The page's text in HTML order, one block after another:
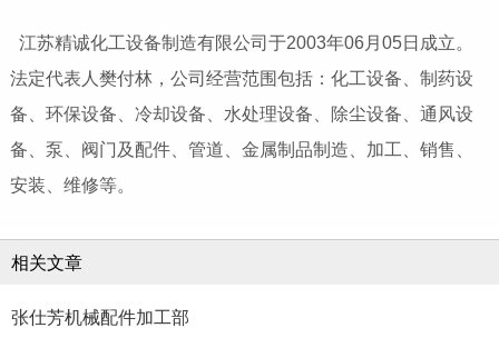
江苏精诚化工设备制造有限公司于2003年06月05日成立。
法定代表人樊付林，公司经营范围包括：化工设备、制药设
备、环保设备、冷却设备、水处理设备、除尘设备、通风设
备、泵、阀门及配件、管道、金属制品制造、加工、销售、
安装、维修等。
相关文章
张仕芳机械配件加工部